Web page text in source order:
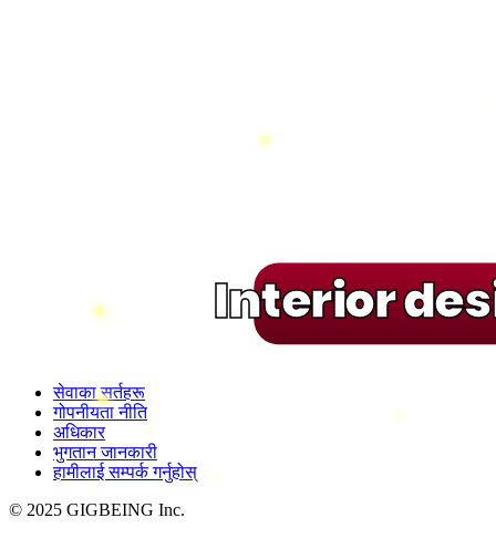
Interior
सेवाका सर्तहरू
गोपनीयता नीति
अधिकार
भुगतान जानकारी
हामीलाई सम्पर्क गर्नुहोस्
© 2025 GIGBEING Inc.